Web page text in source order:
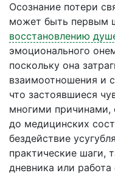
Осознание потери
может быть первым
восстановлению
эмоционального
поскольку она
взаимоотношения и
что застоявшиеся
многими причинами,
до медицинских
бездействие
практические шаги,
дневника или